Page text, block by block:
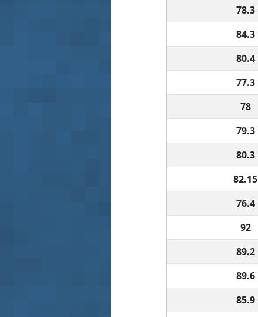
78.3
84.3
80.4
77.3
78
79.3
80.3
82.15
76.4
92
89.2
89.6
85.9